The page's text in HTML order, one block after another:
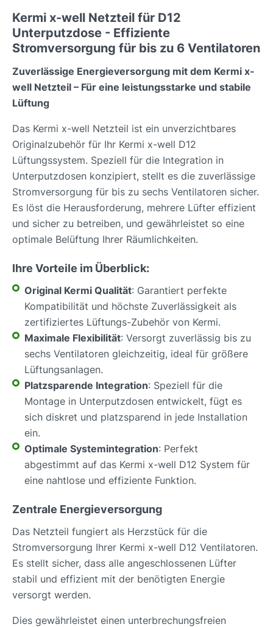
Kermi x-well Netzteil für D12
Unterputzdose - Effiziente
Stromversorgung für bis zu 6 Ventilatoren
Zuverlässige Energieversorgung mit dem Kermi x-
well Netzteil – Für eine leistungsstarke und stabile
Lüftung
Das Kermi x-well Netzteil ist ein unverzichtbares
Originalzubehör für Ihr Kermi x-well D12
Lüftungssystem. Speziell für die Integration in
Unterputzdosen konzipiert, stellt es die zuverlässige
Stromversorgung für bis zu sechs Ventilatoren sicher.
Es löst die Herausforderung, mehrere Lüfter effizient
und sicher zu betreiben, und gewährleistet so eine
optimale Belüftung Ihrer Räumlichkeiten.
Ihre Vorteile im Überblick:
Original Kermi Qualität: Garantiert perfekte
Kompatibilität und höchste Zuverlässigkeit als
zertifiziertes Lüftungs-Zubehör von Kermi.
Maximale Flexibilität: Versorgt zuverlässig bis zu
sechs Ventilatoren gleichzeitig, ideal für größere
Lüftungsanlagen.
Platzsparende Integration: Speziell für die
Montage in Unterputzdosen entwickelt, fügt es
sich diskret und platzsparend in jede Installation
ein.
Optimale Systemintegration: Perfekt
abgestimmt auf das Kermi x-well D12 System für
eine nahtlose und effiziente Funktion.
Zentrale Energieversorgung
Das Netzteil fungiert als Herzstück für die
Stromversorgung Ihrer Kermi x-well D12 Ventilatoren.
Es stellt sicher, dass alle angeschlossenen Lüfter
stabil und effizient mit der benötigten Energie
versorgt werden.
Dies gewährleistet einen unterbrechungsfreien